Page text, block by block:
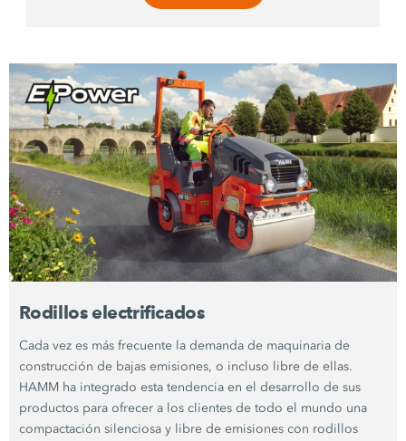
Rodillos electrificados
Cada vez es más frecuente la demanda de maquinaria de
construcción de bajas emisiones, o incluso libre de ellas.
HAMM ha integrado esta tendencia en el desarrollo de sus
productos para ofrecer a los clientes de todo el mundo una
compactación silenciosa y libre de emisiones con rodillos